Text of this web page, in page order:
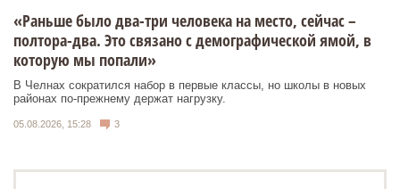
«Раньше было два-три человека на место, сейчас –
полтора-два. Это связано с демографической ямой, в
которую мы попали»
В Челнах сократился набор в первые классы, но школы в новых
районах по-прежнему держат нагрузку.
05.08.2026, 15:28 3